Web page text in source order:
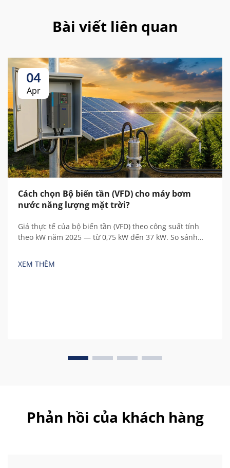
Bài viết liên quan
04
Apr
Cách chọn Bộ biến tần (VFD) cho máy bơm
nước năng lượng mặt trời?
Giá thực tế của bộ biến tần (VFD) theo công suất tính
theo kW năm 2025 — từ 0,75 kW đến 37 kW. So sánh
ẩn và tính toán tổng chi phí sở hữu.
XEM THÊM
Phản hồi của khách hàng